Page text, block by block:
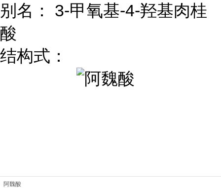
别名： 3-甲氧基-4-羟基肉桂
酸
结构式：
阿魏酸